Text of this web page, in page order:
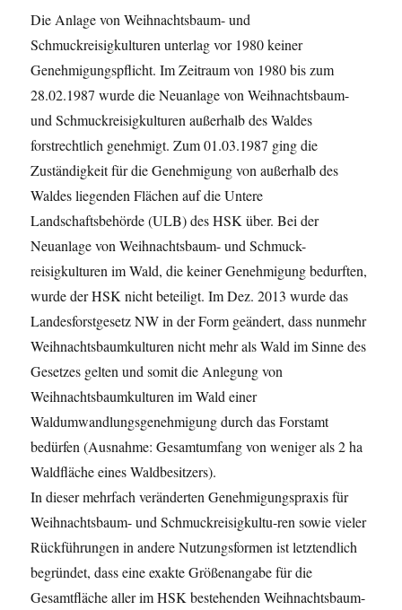
Die Anlage von Weihnachtsbaum- und
Schmuckreisigkulturen unterlag vor 1980 keiner
Genehmigungspflicht. Im Zeitraum von 1980 bis zum
28.02.1987 wurde die Neuanlage von Weihnachtsbaum-
und Schmuckreisigkulturen außerhalb des Waldes
forstrechtlich genehmigt. Zum 01.03.1987 ging die
Zuständigkeit für die Genehmigung von außerhalb des
Waldes liegenden Flächen auf die Untere
Landschaftsbehörde (ULB) des HSK über. Bei der
Neuanlage von Weihnachtsbaum- und Schmuck-
reisigkulturen im Wald, die keiner Genehmigung bedurften,
wurde der HSK nicht beteiligt. Im Dez. 2013 wurde das
Landesforstgesetz NW in der Form geändert, dass nunmehr
Weihnachtsbaumkulturen nicht mehr als Wald im Sinne des
Gesetzes gelten und somit die Anlegung von
Weihnachtsbaumkulturen im Wald einer
Waldumwandlungsgenehmigung durch das Forstamt
bedürfen (Ausnahme: Gesamtumfang von weniger als 2 ha
Waldfläche eines Waldbesitzers).
In dieser mehrfach veränderten Genehmigungspraxis für
Weihnachtsbaum- und Schmuckreisigkultu-ren sowie vieler
Rückführungen in andere Nutzungsformen ist letztendlich
begründet, dass eine exakte Größenangabe für die
Gesamtfläche aller im HSK bestehenden Weihnachtsbaum-